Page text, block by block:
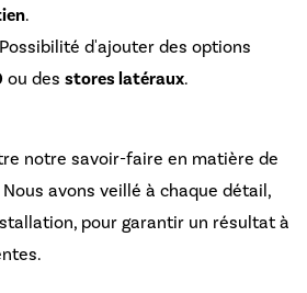
.
d'ajouter des options
ou desstores latéraux.
notre savoir-faire en matière de
Nous avons veillé à chaque détail,
pour garantir un résultat à